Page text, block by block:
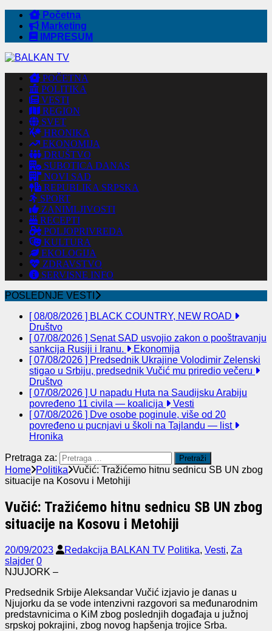
Početna
Marketing
IMPRESUM
POČETNA
POLITIKA
VESTI
REGION
SVET
HRONIKA
EKONOMIJA
DRUŠTVO
SUBOTICA DANAS
NOVI SAD
REPUBLIKA SRPSKA
SPORT
ZANIMLJIVOSTI
RECEPTI
POLJOPRIVREDA
KULTURA
EKOLOGIJA
ZDRAVSTVO
SERVISNE INFO
POSLEDNJE VESTI
[ 08/08/2026 ] BLACK COUNTRY, NEW ROAD
Društvo
[ 07/08/2026 ] Senat SAD usvojio zakon o pooštravanju
sankcija Rusiji i Iranu.
Ekonomija
[ 07/08/2026 ] Predsednik Ukrajine Volodimir Zelenski
stigao u Srbiju, predsednik Vučić mu priredio večeru
Društvo
[ 07/08/2026 ] U napadu Huta na Saudijsku Arabiju
povređeno 11 civila — koalicija
Vesti
[ 07/08/2026 ] Dve osobe poginule, više od 20
povređeno u pucnjavi u školi na Tajlandu — list
Hronika
Pretraga za:
Home Politika Vučić: Tražićemo hitnu sednicu SB UN zbog
situacije na Kosovu i Metohiji
Vučić: Tražićemo hitnu sednicu SB UN zbog
situacije na Kosovu i Metohiji
20/09/2023 Redakcija BALKAN TV Politika, Vesti, Za
slajder 0
NJUJORK –
Predsednik Srbije Aleksandar Vučić izjavio je danas u
Njujorku da se vode intenzivni razgovori sa međunarodnim
predstavnicima o KiM zbog poslednjih događaja u južnoj
srpskoj pokrajini, zbog novog hapšenja trojice Srba.